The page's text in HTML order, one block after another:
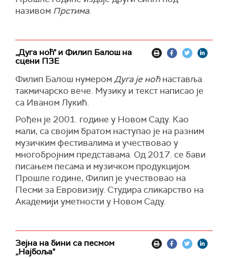
називом Прстима.
„Дуга ноћ" и Филип Балош на
сцени ПЗЕ
Филип Балош нумеромДуга је ноћнаставља
такмичарско вече. Музику и текст написао је
са Иваном Лукић.
Рођен је 2001. године у Новом Саду. Као
мали, са својим братом наступао је на разним
музичким фестивалима и учествовао у
многобројним представама. Од 2017. се бави
писањем песама и музичком продукцијом.
Прошле године, Филип је учествовао на
Песми за Евровизију. Студира сликарство на
Академији уметности у Новом Саду.
Зејна на бини са песмом
„Најбоља"